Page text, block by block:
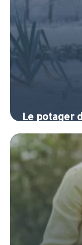
Le potager
rustiques
froid
8 juin 2026